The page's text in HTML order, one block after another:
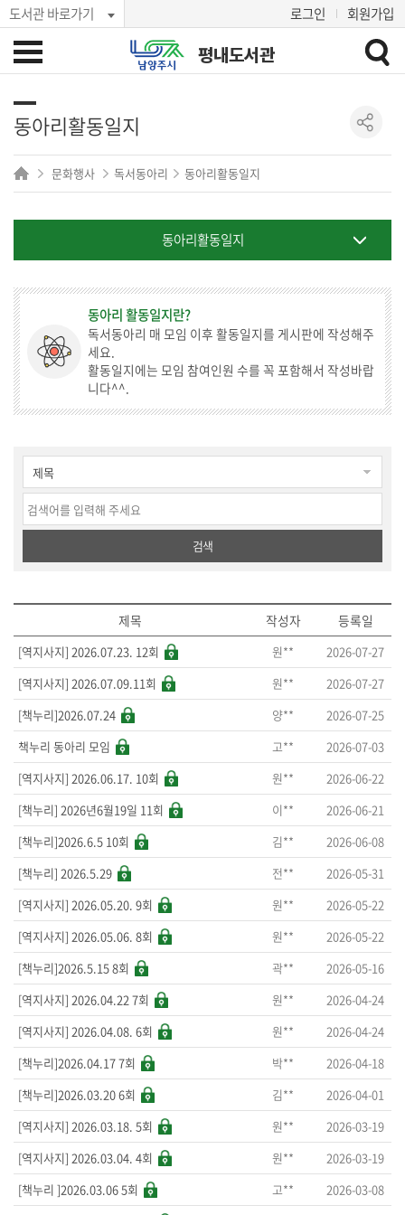
도서관 바로가기 로그인 회원가입
평내도서관
동아리활동일지
문화행사 독서동아리 동아리활동일지
동아리활동일지
동아리 활동일지란?
독서동아리 매 모임 이후 활동일지를 게시판에 작성해주
세요.
활동일지에는 모임 참여인원 수를 꼭 포함해서 작성바랍
니다^^.
검색
제목 작성자 등록일
[역지사지] 2026.07.23. 12회 원**
2026-07-27
[역지사지] 2026.07.09.11회
원**
2026-07-27
[책누리]2026.07.24
양**
2026-07-25
책누리 동아리 모임
고**
2026-07-03
[역지사지] 2026.06.17. 10회
원**
2026-06-22
[책누리] 2026년6월19일 11회
이**
2026-06-21
[책누리]2026.6.5 10회
김**
2026-06-08
[책누리] 2026.5.29
전**
2026-05-31
[역지사지] 2026.05.20. 9회
원**
2026-05-22
[역지사지] 2026.05.06. 8회
원**
2026-05-22
[책누리]2026.5.15 8회
곽**
2026-05-16
[역지사지] 2026.04.22 7회
원**
2026-04-24
[역지사지] 2026.04.08. 6회
원**
2026-04-24
[책누리]2026.04.17 7회
박**
2026-04-18
[책누리]2026.03.20 6회
김**
2026-04-01
[역지사지] 2026.03.18. 5회
원**
2026-03-19
[역지사지] 2026.03.04. 4회
원**
2026-03-19
[책누리 ]2026.03.06 5회
고**
2026-03-08